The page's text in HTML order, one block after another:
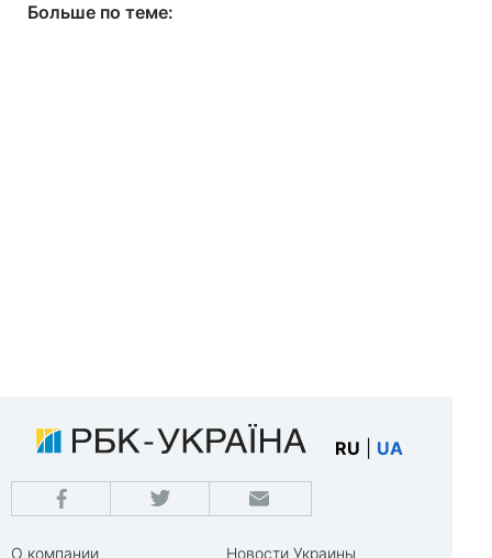
Больше по теме:
RU UA
О компании
Новости Украины